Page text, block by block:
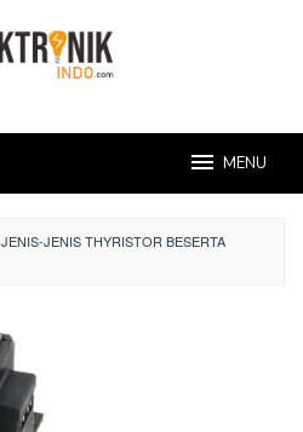
MENU
JENIS-JENIS THYRISTOR BESERTA